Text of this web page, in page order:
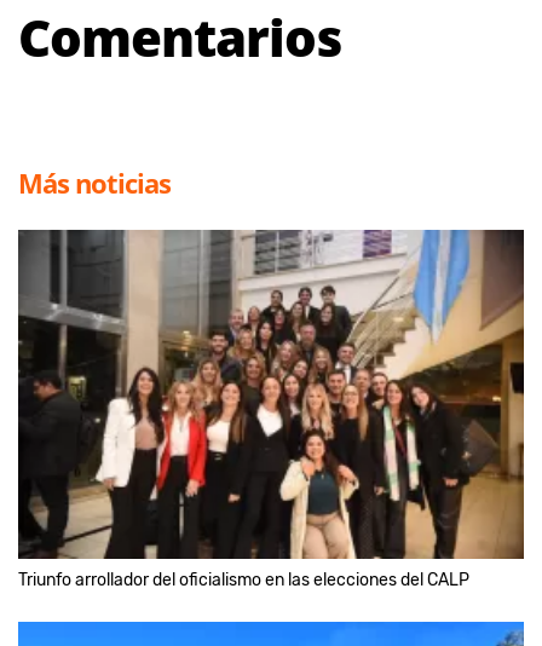
Comentarios
Más noticias
Triunfo arrollador del oficialismo en las elecciones del CALP